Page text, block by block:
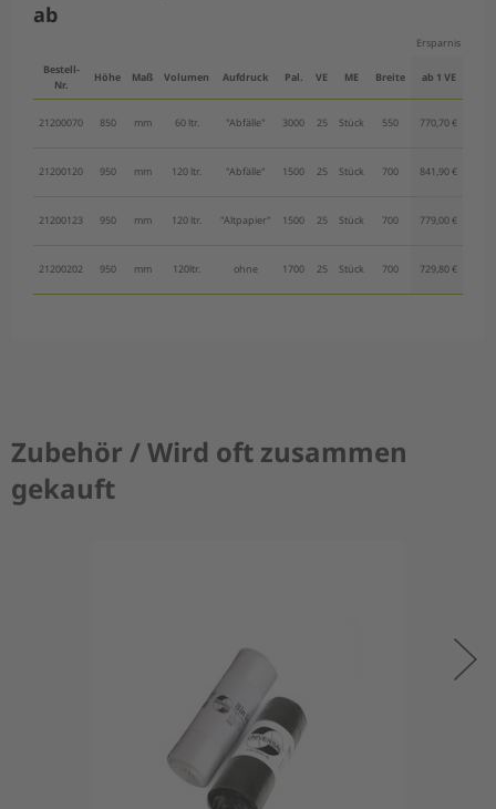
ab
Ersparnis
Bestell-
Nr.
Höhe Maß Volumen Aufdruck Pal. VE ME Breite ab 1 VE
21200070 850 mm 60 ltr. "Abfälle" 3000 25 Stück 550 770,70 €
21200120 950 mm 120 ltr. "Abfälle" 1500 25 Stück 700 841,90 €
21200123 950 mm 120 ltr. "Altpapier" 1500 25 Stück 700 779,00 €
21200202 950 mm 120ltr. ohne 1700 25 Stück 700 729,80 €
Zubehör / Wird oft zusammen
gekauft